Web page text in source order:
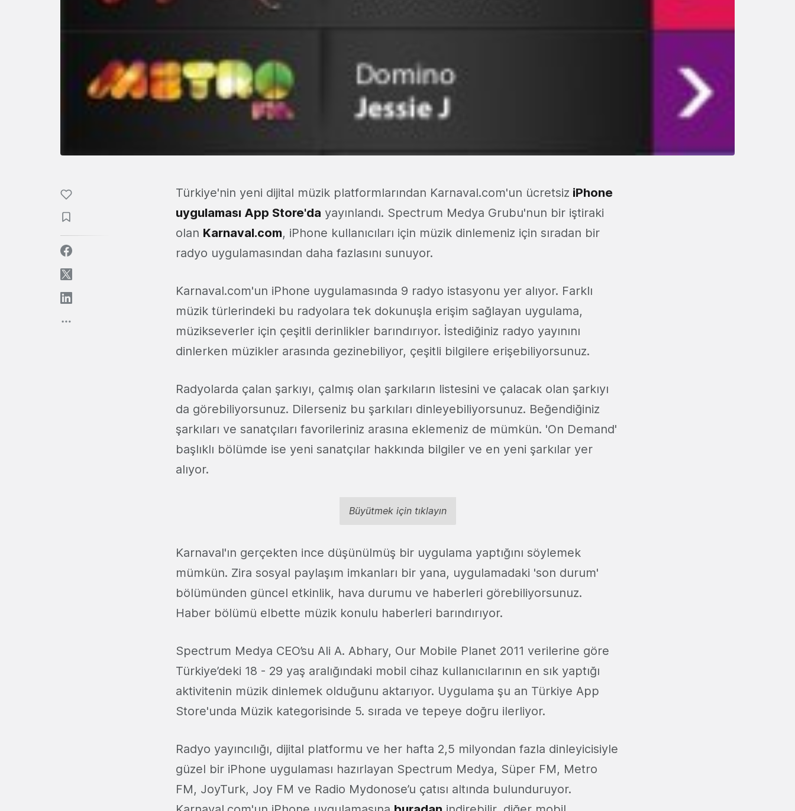
Türkiye'nin yeni dijital müzik platformlarından Karnaval.com'un ücretsiz iPhone
uygulaması App Store'da yayınlandı. Spectrum Medya Grubu'nun bir iştiraki
olan Karnaval.com, iPhone kullanıcıları için müzik dinlemeniz için sıradan bir
radyo uygulamasından daha fazlasını sunuyor.
Karnaval.com'un iPhone uygulamasında 9 radyo istasyonu yer alıyor. Farklı
müzik türlerindeki bu radyolara tek dokunuşla erişim sağlayan uygulama,
müzikseverler için çeşitli derinlikler barındırıyor. İstediğiniz radyo yayınını
dinlerken müzikler arasında gezinebiliyor, çeşitli bilgilere erişebiliyorsunuz.
Radyolarda çalan şarkıyı, çalmış olan şarkıların listesini ve çalacak olan şarkıyı
da görebiliyorsunuz. Dilerseniz bu şarkıları dinleyebiliyorsunuz. Beğendiğiniz
şarkıları ve sanatçıları favorileriniz arasına eklemeniz de mümkün. 'On Demand'
başlıklı bölümde ise yeni sanatçılar hakkında bilgiler ve en yeni şarkılar yer
alıyor.
Büyütmek için tıklayın
Karnaval'ın gerçekten ince düşünülmüş bir uygulama yaptığını söylemek
mümkün. Zira sosyal paylaşım imkanları bir yana, uygulamadaki 'son durum'
bölümünden güncel etkinlik, hava durumu ve haberleri görebiliyorsunuz.
Haber bölümü elbette müzik konulu haberleri barındırıyor.
Spectrum Medya CEO’su Ali A. Abhary, Our Mobile Planet 2011 verilerine göre
Türkiye’deki 18 - 29 yaş aralığındaki mobil cihaz kullanıcılarının en sık yaptığı
aktivitenin müzik dinlemek olduğunu aktarıyor. Uygulama şu an Türkiye App
Store'unda Müzik kategorisinde 5. sırada ve tepeye doğru ilerliyor.
Radyo yayıncılığı, dijital platformu ve her hafta 2,5 milyondan fazla dinleyicisiyle
güzel bir iPhone uygulaması hazırlayan Spectrum Medya, Süper FM, Metro
FM, JoyTurk, Joy FM ve Radio Mydonose’u çatısı altında bulunduruyor.